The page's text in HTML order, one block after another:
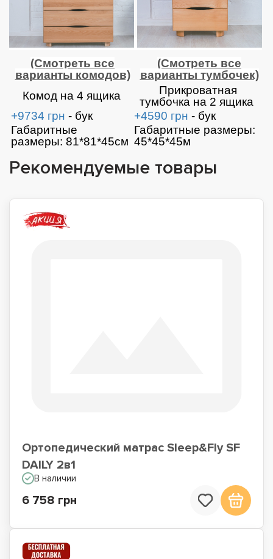
(Смотреть все
варианты комодов)
(Смотреть все
варианты тумбочек)
Комод на 4 ящика
Прикроватная
тумбочка на 2 ящика
+9734 грн - бук +4590 грн - бук
Габаритные
размеры: 81*81*45см
Габаритные размеры:
45*45*45м
Рекомендуемые товары
Ортопедический матрас Sleep&Fly SF
DAILY 2в1
В наличии
6 758 грн